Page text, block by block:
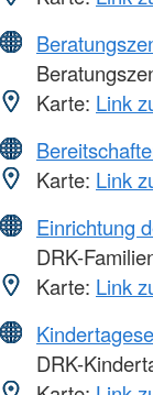
Karte: Link
Karte: Link
Einrichtung
DRK-
Karte: Link
DRK-